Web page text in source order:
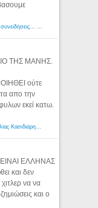
Ένα βιβλίο που πολεμήθηκε γιατί ξυπνούσε συνειδήσεις... - Λόγιος Ερμής | Η γνώση ξεκινάει με την αναζήτηση...
ΤΗΣ ΜΑΝΗΣ.
ούτε
απο την
εκεί κατω.
Αμερικανοί ρατσιστές αναρωτιούνται αν ο Ηλίας Κασιδιάρης ανήκει στη λευκή φυλή... - Λόγιος Ερμής
ΕΙΝΑΙ ΕΛΛΗΝΑΣ
και δεν
να να
και ο